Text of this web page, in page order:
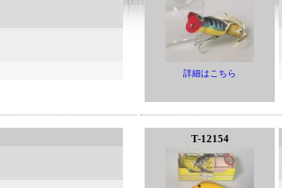
詳細はこちら
T-12154